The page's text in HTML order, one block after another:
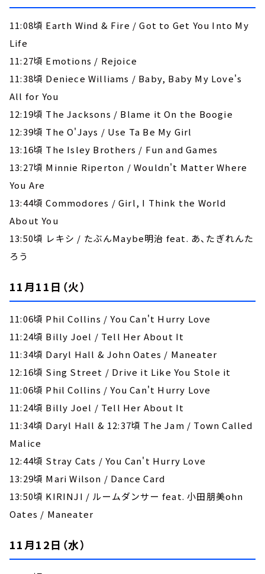
11:08頃 Earth Wind & Fire / Got to Get You Into My
Life
11:27頃 Emotions / Rejoice
11:38頃 Deniece Williams / Baby, Baby My Love's
All for You
12:19頃 The Jacksons / Blame it On the Boogie
12:39頃 The O'Jays / Use Ta Be My Girl
13:16頃 The Isley Brothers / Fun and Games
13:27頃 Minnie Riperton / Wouldn't Matter Where
You Are
13:44頃 Commodores / Girl, I Think the World
About You
13:50頃 レキシ / たぶんMaybe明治 feat. あ、たぎれんた
ろう
11月11日（火）
11:06頃 Phil Collins / You Can't Hurry Love
11:24頃 Billy Joel / Tell Her About It
11:34頃 Daryl Hall & John Oates / Maneater
12:16頃 Sing Street / Drive it Like You Stole it
11:06頃 Phil Collins / You Can't Hurry Love
11:24頃 Billy Joel / Tell Her About It
11:34頃 Daryl Hall & 12:37頃 The Jam / Town Called
Malice
12:44頃 Stray Cats / You Can't Hurry Love
13:29頃 Mari Wilson / Dance Card
13:50頃 KIRINJI / ルームダンサー feat. 小田朋美ohn
Oates / Maneater
11月12日（水）